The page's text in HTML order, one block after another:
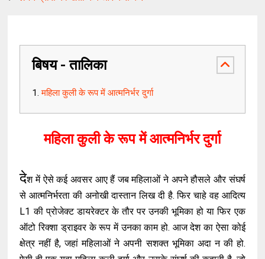
बिषय - तालिका
महिला कुली के रूप में आत्मनिर्भर दुर्गा
महिला कुली के रूप में आत्मनिर्भर दुर्गा
देश में ऐसे कई अवसर आए हैं जब महिलाओं ने अपने हौसले और संघर्ष
से आत्मनिर्भरता की अनोखी दास्तान लिख दी है. फिर चाहे वह आदित्य
L1 की प्रोजेक्ट डायरेक्टर के तौर पर उनकी भूमिका हो या फिर एक
ऑटो रिक्शा ड्राइवर के रूप में उनका काम हो. आज देश का ऐसा कोई
क्षेत्र नहीं है, जहां महिलाओं ने अपनी सशक्त भूमिका अदा न की हो.